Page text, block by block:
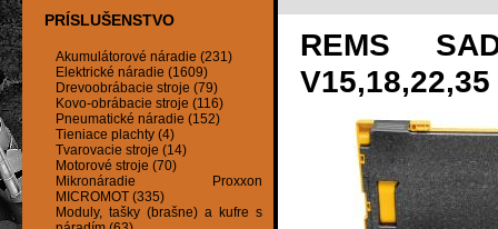
PRÍSLUŠENSTVO
Akumulátorové náradie (231)
Elektrické náradie (1609)
Drevoobrábacie stroje (79)
Kovo-obrábacie stroje (116)
Pneumatické náradie (152)
Tieniace plachty (4)
Tvarovacie stroje (14)
Motorové stroje (70)
Mikronáradie Proxxon
MICROMOT (335)
Moduly, tašky (brašne) a kufre s
REMS